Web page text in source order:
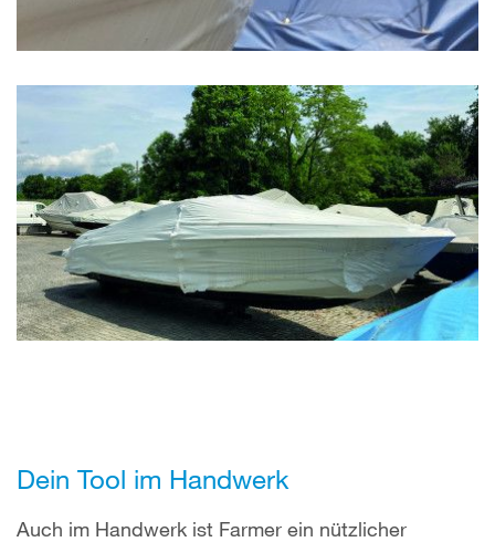
Dein Tool im Handwerk
Auch im Handwerk ist Farmer ein nützlicher